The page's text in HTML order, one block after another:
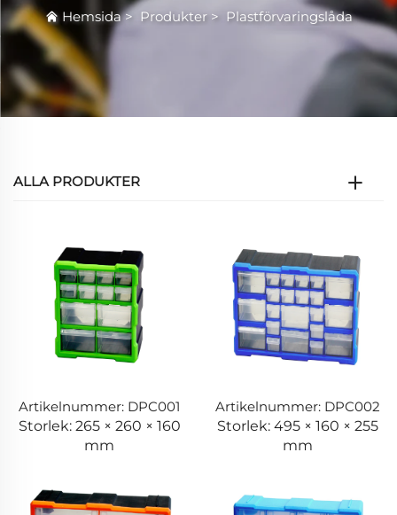
Hemsida> Produkter> Plastförvaringslåda
ALLA PRODUKTER
Artikelnummer: DPC001
Storlek: 265 × 260 × 160
mm
Artikelnummer: DPC002
Storlek: 495 × 160 × 255
mm